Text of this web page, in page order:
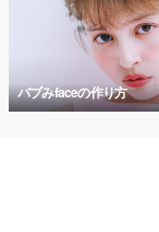
バブみfaceの作り方